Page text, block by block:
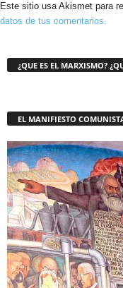
Este sitio usa Akismet para
datos de tus comentarios.
¿QUE ES EL MARXISMO?
EL MANIFIESTO